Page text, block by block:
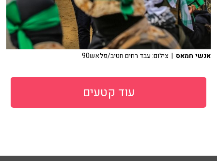
אנשי חמאס | צילום: עבד רחים חטיב/פלאש90
עוד קטעים